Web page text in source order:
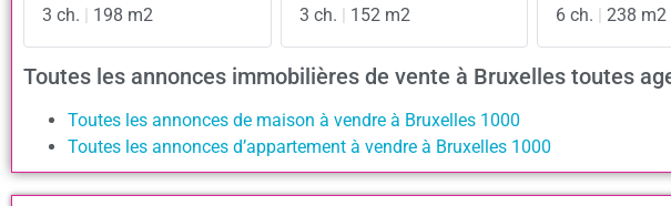
3 ch. | 198 m2 3 ch. | 152 m2 6 ch. | 238 m2
Toutes les annonces immobilières de vente à Bruxelles toutes
Toutes les annonces de maison à vendre à Bruxelles 1000
Toutes les annonces d’appartement à vendre à Bruxelles 1000